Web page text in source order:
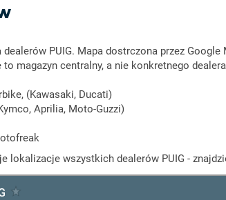
PUIG. Mapa dostrczona przez
magazyn centralny, a nie konkretnego
(Kawasaki, Ducati)
Aprilia, Moto-Guzzi)
lokalizacje wszystkich dealerów PUIG -